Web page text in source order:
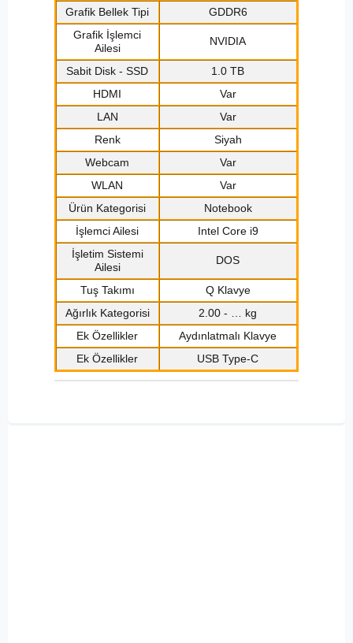
Grafik Bellek Tipi
GDDR6
Grafik İşlemci
Ailesi
NVIDIA
Sabit Disk - SSD
1.0 TB
HDMI
Var
LAN
Var
Renk
Siyah
Webcam
Var
WLAN
Var
Ürün Kategorisi
Notebook
İşlemci Ailesi
Intel Core i9
İşletim Sistemi
Ailesi
DOS
Tuş Takımı
Q Klavye
Ağırlık Kategorisi
2.00 - … kg
Ek Özellikler
Aydınlatmalı Klavye
Ek Özellikler
USB Type-C